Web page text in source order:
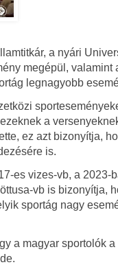
a nyári
megépül,
legnagyobb
a
ez azt bizonyítja,
is.
es vizes-vb, a
vb is bizonyítja,
sportág nagy
a magyar sportolók